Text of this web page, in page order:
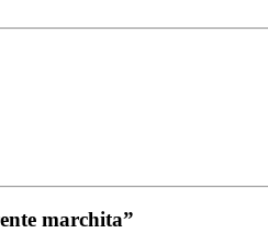
marchita”